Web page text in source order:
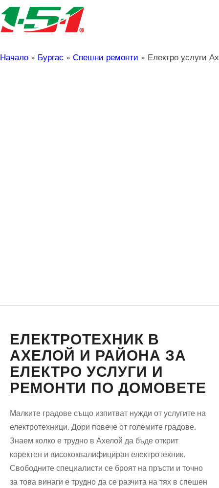
Начало » Бургас » Спешни ремонти » Електро услуги
ЕЛЕКТРОТЕХНИК В
АХЕЛОЙ И РАЙОНА ЗА
ЕЛЕКТРО УСЛУГИ И
РЕМОНТИ ПО ДОМОВЕТЕ
Малките градове също изпитват нужди от услугите на
електротехници. Дори повече от големите градове.
Знаем колко е трудно в Ахелой да бъде открит
коректен и висококвалифициран електротехник.
Свободните специалисти се броят на пръсти и точно
за това винаги е трудно да се разчита на тях в спешен